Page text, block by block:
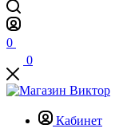
0
0
Кабинет